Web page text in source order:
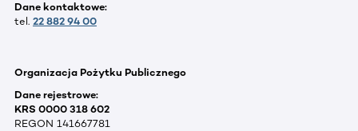
Dane kontaktowe:
tel. 22 882 94 00
Organizacja Pożytku Publicznego
Dane rejestrowe:
KRS 0000 318 602
REGON 141667781